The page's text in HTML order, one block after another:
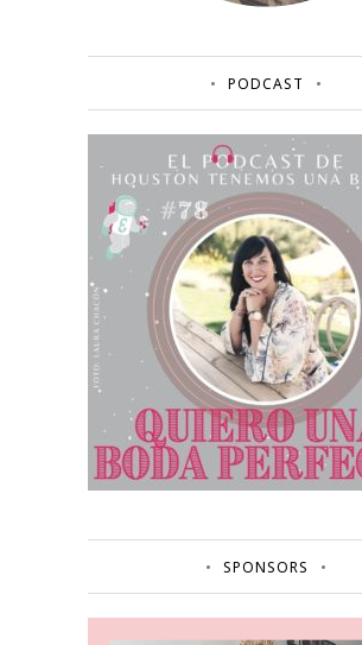
PODCAST
SPONSORS